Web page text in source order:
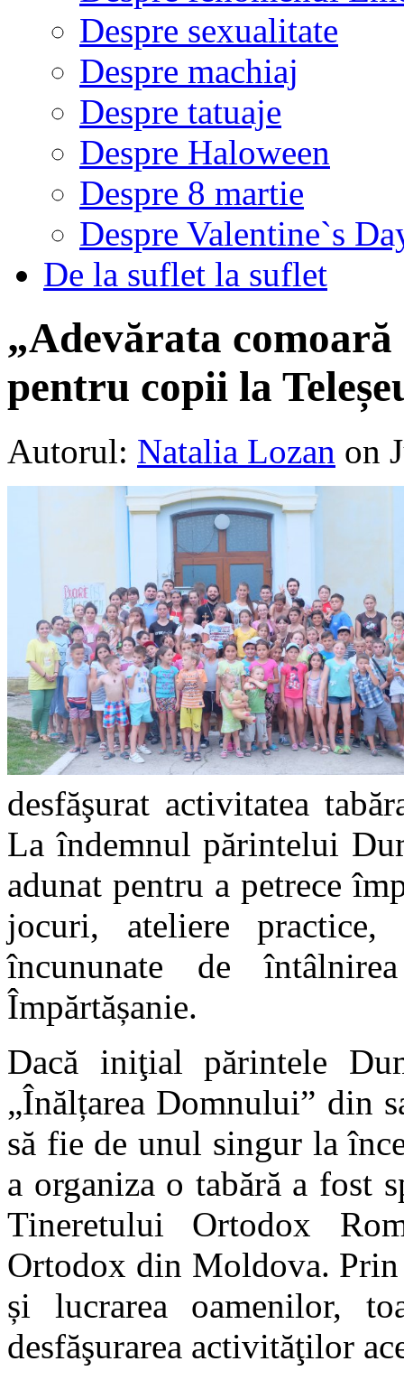
Despre sexualitate
Despre machiaj
Despre tatuaje
Despre Haloween
Despre 8 martie
Despre Valentine`s
De la suflet la suflet
„Adevărata
pentru copii la
Autorul: Natalia Lozan on
desfăşurat activitatea
La îndemnul părintelui
adunat pentru a petrece
jocuri, ateliere
încununate de
Împărtășanie.
Dacă iniţial părintele
„Înălțarea Domnului” din
să fie de unul singur la
a organiza o tabără a fost
Tineretului Ortodox
Ortodox din Moldova.
și lucrarea oamenilor,
desfăşurarea activităţilor